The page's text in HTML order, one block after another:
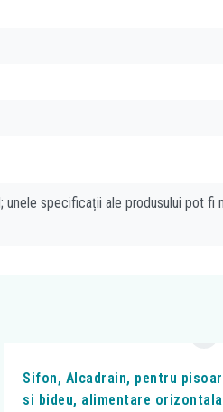
specificații ale produsului pot
Sifon, Alcadrain, pentru pisoar
si bideu, alimentare orizontala